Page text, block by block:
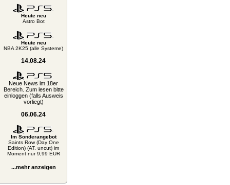
Heute neu
Astro Bot
Heute neu
NBA 2K25 (alle Systeme)
14.08.24
Neue News im 18er
Bereich. Zum lesen bitte
einloggen (falls Ausweis
vorliegt)
06.06.24
Im Sonderangebot
Saints Row (Day One
Edition) (AT, uncut) im
Moment nur 9,99 EUR
...mehr anzeigen